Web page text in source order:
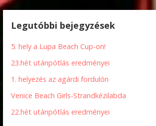
Legutóbbi bejegyzések
5. hely a Lupa Beach Cup-on!
23.hét utánpótlás eredményei
1. helyezés az agárdi fordulón
Venice Beach Girls-Strandkézilabda
22.hét utánpótlás eredményei